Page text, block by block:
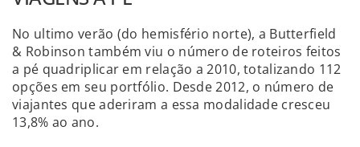
No ultimo verão (do hemisfério norte), a Butterfield
& Robinson também viu o número de roteiros feitos
a pé quadriplicar em relação a 2010, totalizando 112
opções em seu portfólio. Desde 2012, o número de
viajantes que aderiram a essa modalidade cresceu
13,8% ao ano.